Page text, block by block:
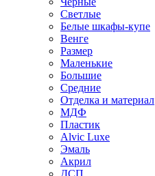
Светлые
Белые шкафы-купе
Венге
Размер
Маленькие
Большие
Средние
Отделка и материал
МДФ
Пластик
Alvic Luxe
Эмаль
Акрил
ДСП